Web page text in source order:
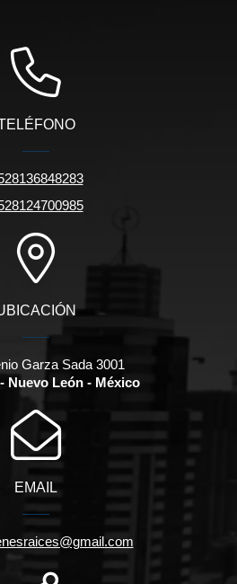
Garza Sada 3001
Nuevo León - México
EMAIL